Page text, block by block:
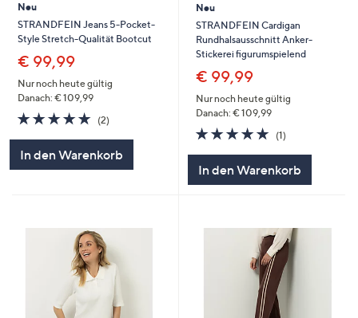
Neu
STRANDFEIN Jeans 5-Pocket-
Style Stretch-Qualität Bootcut
€ 99,99
Nur noch heute gültig
Danach: € 109,99
5.0
von
(2)2
In den Warenkorb
Neu
STRANDFEIN Cardigan
Rundhalsausschnitt Anker-
Stickerei figurumspielend
€ 99,99
Nur noch heute gültig
Danach: € 109,99
5.0
von
(1)
In den Warenkorb